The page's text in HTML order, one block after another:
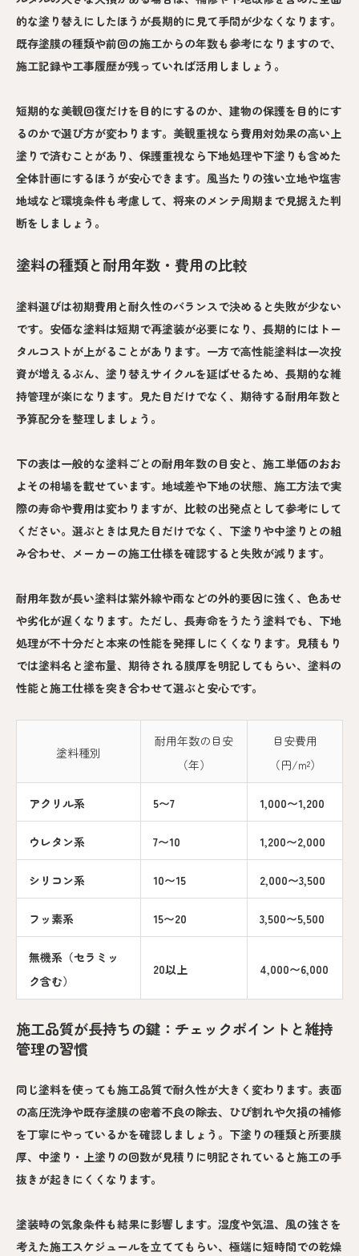
的な塗り替えにしたほうが長期的に見て手間が少なくなります。
既存塗膜の種類や前回の施工からの年数も参考になりますので、
施工記録や工事履歴が残っていれば活用しましょう。
短期的な美観回復だけを目的にするのか、建物の保護を目的にす
るのかで選び方が変わります。美観重視なら費用対効果の高い上
塗りで済むことがあり、保護重視なら下地処理や下塗りも含めた
全体計画にするほうが安心できます。風当たりの強い立地や塩害
地域など環境条件も考慮して、将来のメンテ周期まで見据えた判
断をしましょう。
塗料の種類と耐用年数・費用の比較
塗料選びは初期費用と耐久性のバランスで決めると失敗が少ない
です。安価な塗料は短期で再塗装が必要になり、長期的にはトー
タルコストが上がることがあります。一方で高性能塗料は一次投
資が増えるぶん、塗り替えサイクルを延ばせるため、長期的な維
持管理が楽になります。見た目だけでなく、期待する耐用年数と
予算配分を整理しましょう。
下の表は一般的な塗料ごとの耐用年数の目安と、施工単価のおお
よその相場を載せています。地域差や下地の状態、施工方法で実
際の寿命や費用は変わりますが、比較の出発点として参考にして
ください。選ぶときは見た目だけでなく、下塗りや中塗りとの組
み合わせ、メーカーの施工仕様を確認すると失敗が減ります。
耐用年数が長い塗料は紫外線や雨などの外的要因に強く、色あせ
や劣化が遅くなります。ただし、長寿命をうたう塗料でも、下地
処理が不十分だと本来の性能を発揮しにくくなります。見積もり
では塗料名と塗布量、期待される膜厚を明記してもらい、塗料の
性能と施工仕様を突き合わせて選ぶと安心です。
塗料種別
耐用年数の目安
（年）
目安費用
（円/m²）
アクリル系 5〜7 1,000〜1,200
ウレタン系 7〜10 1,200〜2,000
シリコン系 10〜15 2,000〜3,500
フッ素系 15〜20 3,500〜5,500
無機系（セラミッ
ク含む）
20以上 4,000〜6,000
施工品質が長持ちの鍵：チェックポイントと維持
管理の習慣
同じ塗料を使っても施工品質で耐久性が大きく変わります。表面
の高圧洗浄や既存塗膜の密着不良の除去、ひび割れや欠損の補修
を丁寧にやっているかを確認しましょう。下塗りの種類と所要膜
厚、中塗り・上塗りの回数が見積りに明記されていると施工の手
抜きが起きにくくなります。
塗装時の気象条件も結果に影響します。湿度や気温、風の強さを
考えた施工スケジュールを立ててもらい、極端に短時間での乾燥